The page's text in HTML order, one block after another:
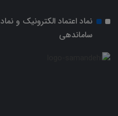
نماد اعتماد الکترونیک و نماد
ساماندهی